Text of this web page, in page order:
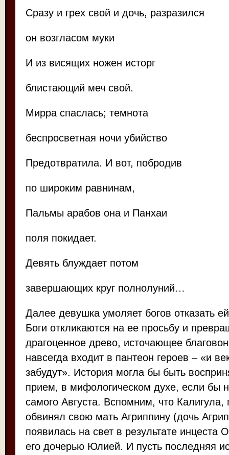
Сразу и грех свой и дочь, разразился
он возгласом муки
И из висящих ножен исторг
блистающий меч свой.
Мирра спаслась; темнота
беспросветная ночи убийство
Предотвратила. И вот, побродив
по широким равнинам,
Пальмы арабов она и Панхаи
поля покидает.
Девять блуждает потом
завершающих круг полнолуний…
Далее девушка умоляет богов отказать
Боги откликаются на ее просьбу и
драгоценное древо, источающее
навсегда входит в пантеон героев – «и
забудут». История могла бы быть
прием, в мифологическом духе, если бы
самого Августа. Вспомним, что
обвинял свою мать Агриппину (дочь
появилась на свет в результате инцеста
его дочерью Юлией. И пусть последняя